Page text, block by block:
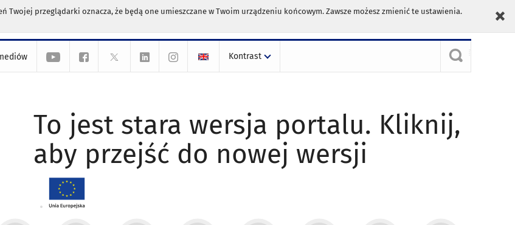
Twojej przeglądarki oznacza, że będą one umieszczane w Twoim urządzeniu końcowym. Zawsze możesz zmienić te ustawienia.
Kontrast
To jest stara wersja portalu. Kliknij,
aby przejść do nowej wersji